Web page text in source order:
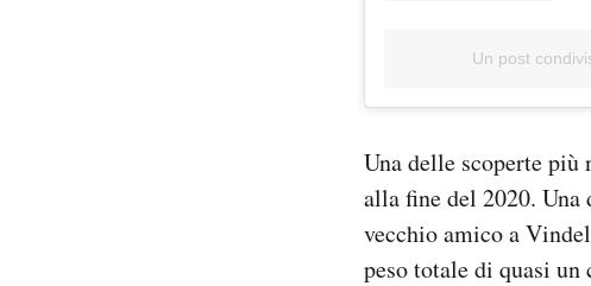
Un post
Una delle scoperte
alla fine del 2020.
vecchio amico a
peso totale di quasi